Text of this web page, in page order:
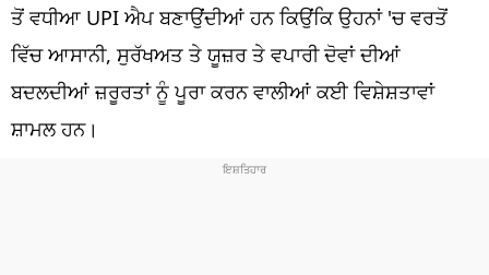
ਦੇਸ਼
ਲਾਈਫ ਸਟਾਈਲ
ਤੋਂ ਵਧੀਆ UPI ਐਪ ਬਣਾਉਂਦੀਆਂ ਹਨ ਕਿਉਂਕਿ ਉਹਨਾਂ 'ਚ ਵਰਤੋਂ
ਵਿੱਚ ਆਸਾਨੀ, ​​ਸੁਰੱਖਅਤ ਤੇ ਯੂਜ਼ਰ ਤੇ ਵਪਾਰੀ ਦੋਵਾਂ ਦੀਆਂ
ਬਦਲਦੀਆਂ ਜ਼ਰੂਰਤਾਂ ਨੂੰ ਪੂਰਾ ਕਰਨ ਵਾਲੀਆਂ ਕਈ ਵਿਸ਼ੇਸ਼ਤਾਵਾਂ
ਸ਼ਾਮਲ ਹਨ।